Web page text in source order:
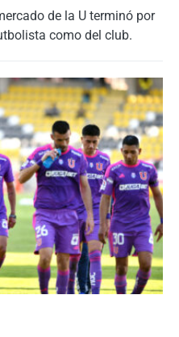
de la U terminó por
como del club.